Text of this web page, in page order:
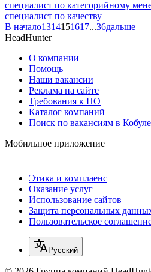
специалист по категорийному
специалист по качеству
В начало1314151617...36дальше
HeadHunter
О компании
Помощь
Наши вакансии
Реклама на сайте
Требования к ПО
Каталог компаний
Поиск по вакансиям в
Мобильное приложение
Этика и комплаенс
Оказание услуг
Использование сайтов
Защита персональных
Пользовательское
Русский